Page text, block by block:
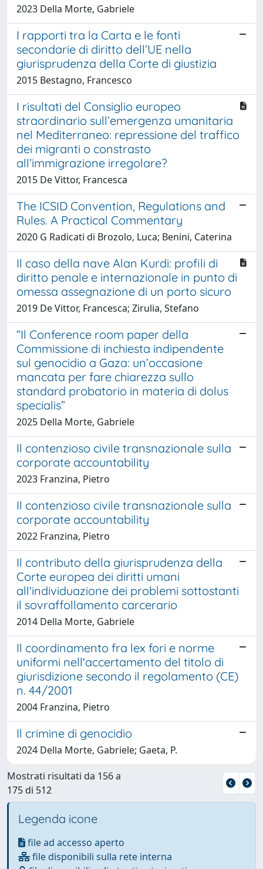
2023 Della Morte, Gabriele
I rapporti tra la Carta e le fonti
secondarie di diritto dell’UE nella
giurisprudenza della Corte di giustizia
2015 Bestagno, Francesco
I risultati del Consiglio europeo
straordinario sull’emergenza umanitaria
nel Mediterraneo: repressione del traffico
dei migranti o constrasto
all’immigrazione irregolare?
2015 De Vittor, Francesca
The ICSID Convention, Regulations and
Rules. A Practical Commentary
2020 G Radicati di Brozolo, Luca; Benini, Caterina
Il caso della nave Alan Kurdi: profili di
diritto penale e internazionale in punto di
omessa assegnazione di un porto sicuro
2019 De Vittor, Francesca; Zirulia, Stefano
“Il Conference room paper della
Commissione di inchiesta indipendente
sul genocidio a Gaza: un’occasione
mancata per fare chiarezza sullo
standard probatorio in materia di dolus
specialis”
2025 Della Morte, Gabriele
Il contenzioso civile transnazionale sulla
corporate accountability
2023 Franzina, Pietro
Il contenzioso civile transnazionale sulla
corporate accountability
2022 Franzina, Pietro
Il contributo della giurisprudenza della
Corte europea dei diritti umani
all'individuazione dei problemi sottostanti
il sovraffollamento carcerario
2014 Della Morte, Gabriele
Il coordinamento fra lex fori e norme
uniformi nell'accertamento del titolo di
giurisdizione secondo il regolamento (CE)
n. 44/2001
2004 Franzina, Pietro
Il crimine di genocidio
2024 Della Morte, Gabriele; Gaeta, P.
Mostrati risultati da 156 a
175 di 512
Legenda icone
file ad accesso aperto
file disponibili sulla rete interna